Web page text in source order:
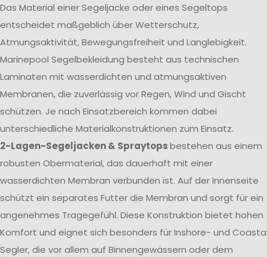
Das Material einer Segeljacke oder eines Segeltops
entscheidet maßgeblich über Wetterschutz,
Atmungsaktivität, Bewegungsfreiheit und Langlebigkeit.
Marinepool Segelbekleidung besteht aus technischen
Laminaten mit wasserdichten und atmungsaktiven
Membranen, die zuverlässig vor Regen, Wind und Gischt
schützen. Je nach Einsatzbereich kommen dabei
unterschiedliche Materialkonstruktionen zum Einsatz.
2-Lagen-Segeljacken & Spraytopsbestehen aus einem
robusten Obermaterial, das dauerhaft mit einer
wasserdichten Membran verbunden ist. Auf der Innenseite
schützt ein separates Futter die Membran und sorgt für ein
angenehmes Tragegefühl. Diese Konstruktion bietet hohen
Komfort und eignet sich besonders für Inshore- und
Segler, die vor allem auf Binnengewässern oder dem